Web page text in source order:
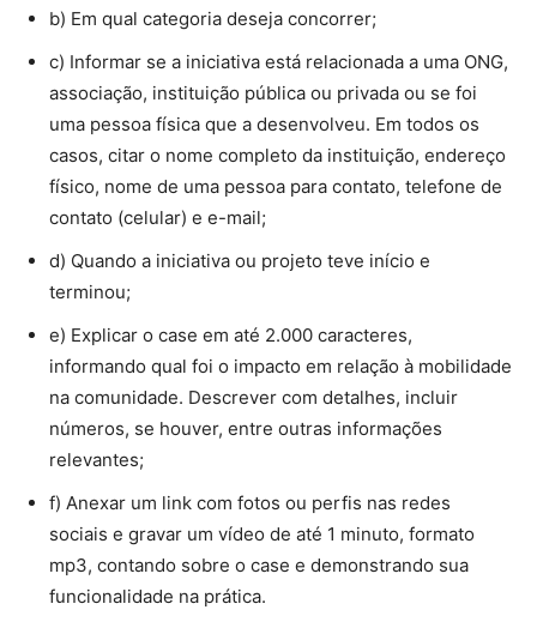
b) Em qual categoria deseja concorrer;
c) Informar se a iniciativa está relacionada a uma ONG,
associação, instituição pública ou privada ou se foi
uma pessoa física que a desenvolveu. Em todos os
casos, citar o nome completo da instituição, endereço
físico, nome de uma pessoa para contato, telefone de
contato (celular) e e-mail;
d) Quando a iniciativa ou projeto teve início e
terminou;
e) Explicar o case em até 2.000 caracteres,
informando qual foi o impacto em relação à mobilidade
na comunidade. Descrever com detalhes, incluir
números, se houver, entre outras informações
relevantes;
f) Anexar um link com fotos ou perfis nas redes
sociais e gravar um vídeo de até 1 minuto, formato
mp3, contando sobre o case e demonstrando sua
funcionalidade na prática.